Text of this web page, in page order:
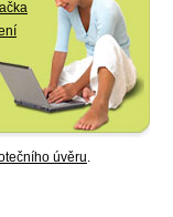
úvěru.